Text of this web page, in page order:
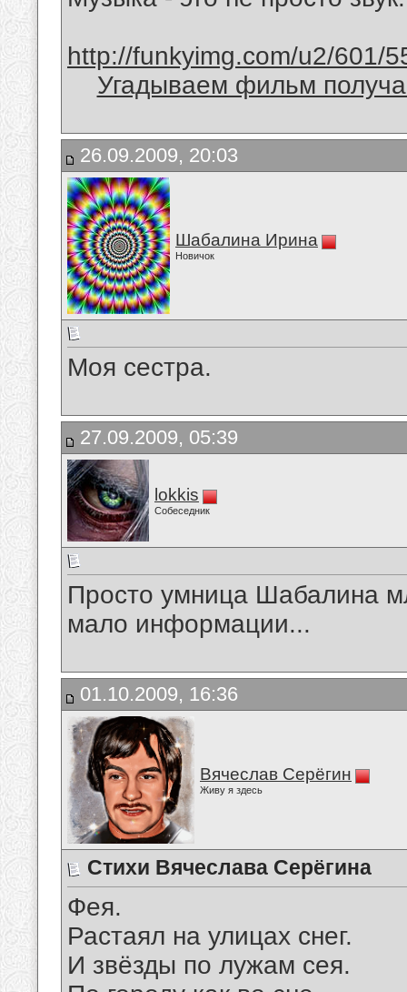
http://funkyimg.com/u2/601/
Угадываем фильм
26.09.2009, 20:03
Шабалина Ирина
Новичок
Моя сестра.
27.09.2009, 05:39
lokkis
Собеседник
Просто умница Шабалина
мало информации...
01.10.2009, 16:36
Вячеслав Серёгин
Живу я здесь
Стихи Вячеслава Серёгина
Фея.
Растаял на улицах снег.
И звёзды по лужам сея.